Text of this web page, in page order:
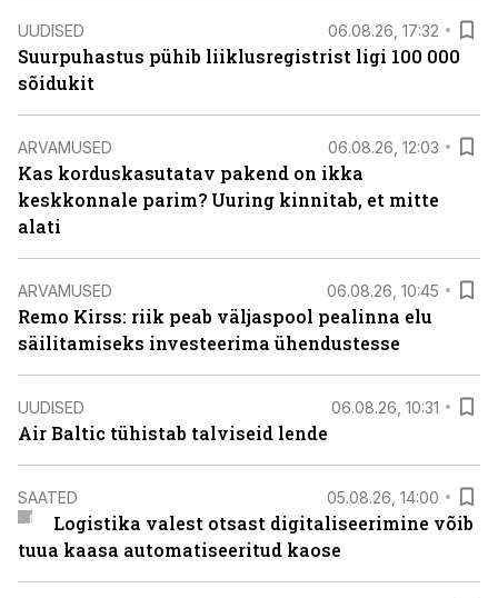
UUDISED 06.08.26, 17:32
Suurpuhastus pühib liiklusregistrist ligi 100 000
sõidukit
ARVAMUSED 06.08.26, 12:03
Kas korduskasutatav pakend on ikka
keskkonnale parim? Uuring kinnitab, et mitte
alati
ARVAMUSED 06.08.26, 10:45
Remo Kirss: riik peab väljaspool pealinna elu
säilitamiseks investeerima ühendustesse
UUDISED 06.08.26, 10:31
Air Baltic tühistab talviseid lende
SAATED 05.08.26, 14:00
Logistika valest otsast digitaliseerimine võib
tuua kaasa automatiseeritud kaose